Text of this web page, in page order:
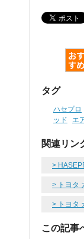
タグ
ハセプロ
ッド
エ
関連リン
>
> トヨタ
> トヨタ
この記事